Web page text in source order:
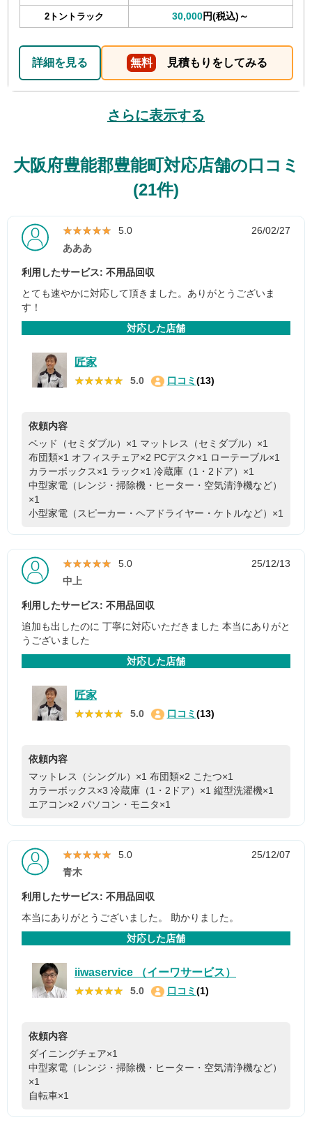
2トントラック 30,000円(税込)～
詳細を見る 無料 見積もりをしてみる
さらに表示する
大阪府豊能郡豊能町対応店舗の口コミ
(21件)
★★★★★
★★★★★ 5.0
26/02/27
あああ
利用したサービス: 不用品回収
とても速やかに対応して頂きました。ありがとうございま
す！
対応した店舗
匠家
★★★★★
★★★★★ 5.0 口コミ (13)
依頼内容
ベッド（セミダブル）×1 マットレス（セミダブル）×1
布団類×1 オフィスチェア×2 PCデスク×1 ローテーブル×1
カラーボックス×1 ラック×1 冷蔵庫（1・2ドア）×1
中型家電（レンジ・掃除機・ヒーター・空気清浄機など）
×1
小型家電（スピーカー・ヘアドライヤー・ケトルなど）×1
★★★★★
★★★★★ 5.0
25/12/13
中上
利用したサービス: 不用品回収
追加も出したのに 丁寧に対応いただきました 本当にありがと
うございました
対応した店舗
匠家
★★★★★
★★★★★ 5.0 口コミ (13)
依頼内容
マットレス（シングル）×1 布団類×2 こたつ×1
カラーボックス×3 冷蔵庫（1・2ドア）×1 縦型洗濯機×1
エアコン×2 パソコン・モニタ×1
★★★★★
★★★★★ 5.0
25/12/07
青木
利用したサービス: 不用品回収
本当にありがとうございました。 助かりました。
対応した店舗
iiwaservice （イーワサービス）
★★★★★
★★★★★ 5.0 口コミ (1)
依頼内容
ダイニングチェア×1
中型家電（レンジ・掃除機・ヒーター・空気清浄機など）
×1
自転車×1